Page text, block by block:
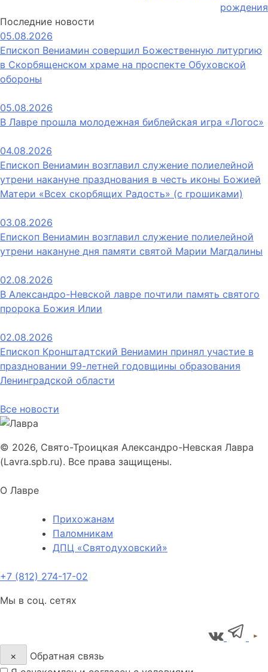
рождения
Последние новости
05.08.2026
Епископ Вениамин совершил Божественную литургию
в Скорбященском храме на проспекте Обуховской
обороны
05.08.2026
В Лавре прошла молодежная библейская игра «Логос»
04.08.2026
Епископ Вениамин возглавил служение полиелейной
утрени накануне празднования в честь иконы Божией
Матери «Всех скорбящих Радость» (с грошиками)
03.08.2026
Епископ Вениамин возглавил служение полиелейной
утрени накануне дня памяти святой Марии Магдалины
02.08.2026
В Александро-Невской лавре почтили память святого
пророка Божия Илии
02.08.2026
Епископ Кронштадтский Вениамин принял участие в
праздновании 99-летней годовщины образования
Ленинградской области
Все новости
© 2026, Свято-Троицкая Александро-Невская Лавра
(Lavra.spb.ru). Все права защищены.
О Лавре
Прихожанам
Паломникам
ДПЦ «Святодуховский»
+7 (812) 274-17-02
Мы в соц. сетях
×
Обратная связь